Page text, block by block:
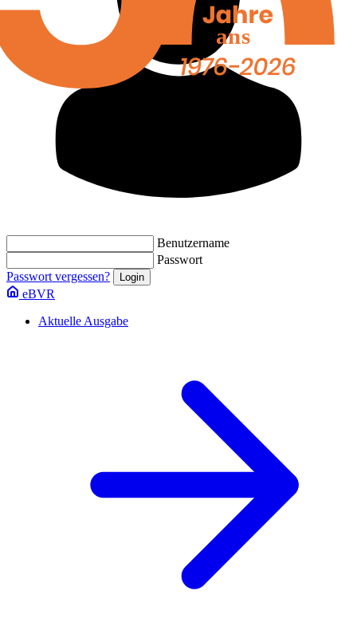
Benutzername
Passwort
Passwort vergessen?
eBVR
Aktuelle Ausgabe